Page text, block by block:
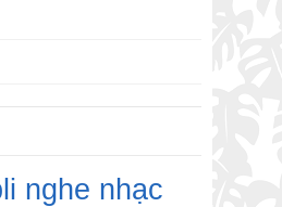
nghe nhạc